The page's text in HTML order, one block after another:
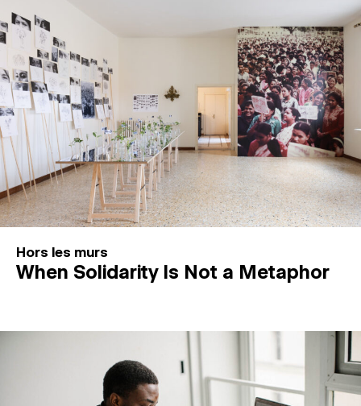
Hors les murs
When Solidarity Is Not a Metaphor